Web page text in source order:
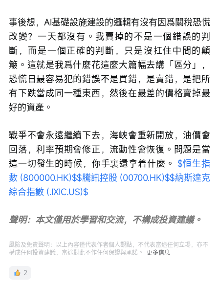
事後想，AI基礎設施建設的邏輯有沒有因爲關稅恐慌
改變？一天都沒有。我賣掉的不是一個錯誤的判
斷，而是一個正確的判斷，只是沒扛住中間的顛
簸。這就是我爲什麼花這麼大篇幅去講「區分」，
恐慌日最容易犯的錯誤不是買錯，是賣錯，是把所
有下跌當成同一種東西，然後在最差的價格賣掉最
好的資產。
戰爭不會永遠繼續下去，海峽會重新開放，油價會
回落，利率預期會修正，流動性會恢復。問題是當
這一切發生的時候，你手裏還拿着什麼。 $恒生指
數 (800000.HK)$$騰訊控股 (00700.HK)$$納斯達克
綜合指數 (.IXIC.US)$
聲明：本文僅用於學習和交流，不構成投資建議。
風險及免責聲明：以上內容僅代表作者個人觀點，不代表富途任何立場，亦不
構成任何投資建議，富途對此不作任何保證與承諾。
更多信息
2